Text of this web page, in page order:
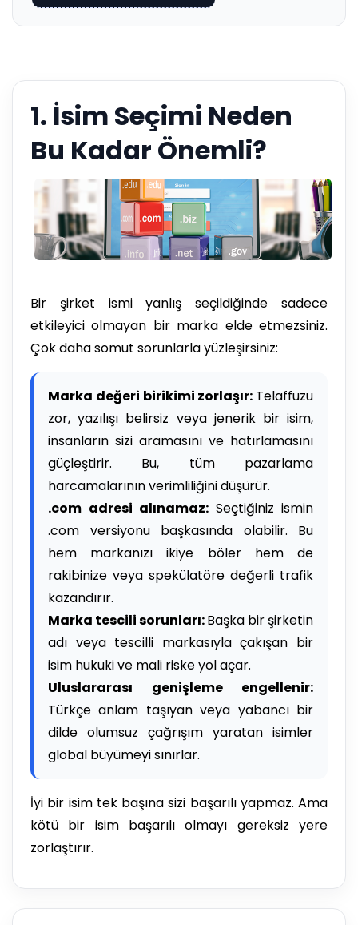
1. İsim Seçimi Neden
Bu Kadar Önemli?
Bir şirket ismi yanlış seçildiğinde sadece
etkileyici olmayan bir marka elde etmezsiniz.
Çok daha somut sorunlarla yüzleşirsiniz:
Marka değeri birikimi zorlaşır: Telaffuzu
zor, yazılışı belirsiz veya jenerik bir isim,
insanların sizi aramasını ve hatırlamasını
güçleştirir. Bu, tüm pazarlama
harcamalarının verimliliğini düşürür.
.com adresi alınamaz: Seçtiğiniz ismin
.com versiyonu başkasında olabilir. Bu
hem markanızı ikiye böler hem de
rakibinize veya spekülatöre değerli trafik
kazandırır.
Marka tescili sorunları:Başka bir şirketin
adı veya tescilli markasıyla çakışan bir
isim hukuki ve mali riske yol açar.
Uluslararası genişleme engellenir:
Türkçe anlam taşıyan veya yabancı bir
dilde olumsuz çağrışım yaratan isimler
global büyümeyi sınırlar.
İyi bir isim tek başına sizi başarılı yapmaz. Ama
kötü bir isim başarılı olmayı gereksiz yere
zorlaştırır.